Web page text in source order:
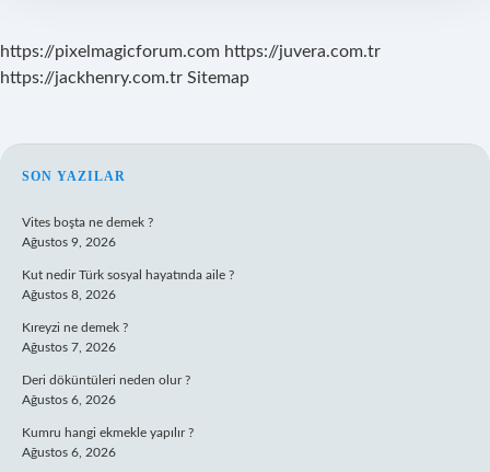
https://pixelmagicforum.com https://juvera.com.tr
https://jackhenry.com.tr Sitemap
SIDEBAR
SON YAZILAR
Vites boşta ne demek ?
Ağustos 9, 2026
Kut nedir Türk sosyal hayatında aile ?
Ağustos 8, 2026
Kıreyzi ne demek ?
Ağustos 7, 2026
Deri döküntüleri neden olur ?
Ağustos 6, 2026
Kumru hangi ekmekle yapılır ?
Ağustos 6, 2026